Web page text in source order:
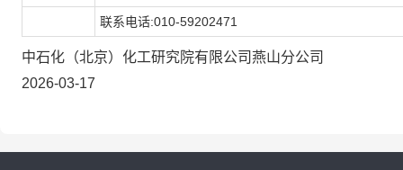
联系电话:010-59202471
中石化（北京）化工研究院有限公司燕山分公司
2026-03-17